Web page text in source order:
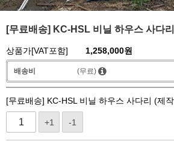
[무료배송] KC-HSL 비닐 하우스 사다
상품가[VAT포함] 1,258,000원
배송비 (무료)
[무료배송] KC-HSL 비닐 하우스 사다리 (제
+1 -1